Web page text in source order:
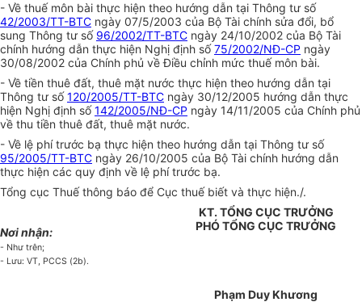
- Về thuế môn bài thực hiện theo hướng dẫn tại Thông tư số
42/2003/TT-BTC ngày 07/5/2003 của Bộ Tài chính sửa đổi, bổ
sung Thông tư số 96/2002/TT-BTC ngày 24/10/2002 của Bộ Tài
chính hướng dẫn thực hiện Nghị định số75/2002/NĐ-CP ngày
30/08/2002 của Chính phủ về Điều chỉnh mức thuế môn bài.
- Về tiền thuê đất, thuê mặt nước thực hiện theo hướng dẫn tại
Thông tư số120/2005/TT-BTC ngày 30/12/2005 hướng dẫn thực
hiện Nghị định số142/2005/NĐ-CP ngày 14/11/2005 của Chính phủ
về thu tiền thuê đất, thuê mặt nước.
- Về lệ phí trước bạ thực hiện theo hướng dẫn tại Thông tư số
95/2005/TT-BTC ngày 26/10/2005 của Bộ Tài chính hướng dẫn
thực hiện các quy định về lệ phí trước bạ.
Tổng cục Thuế thông báo để Cục thuế biết và thực hiện./.
Nơi nhận:
- Như trên;
- Lưu: VT, PCCS (2b).
KT. TỔNG CỤC TRƯỞNG
PHÓ TỔNG CỤC TRƯỞNG
Phạm Duy Khương